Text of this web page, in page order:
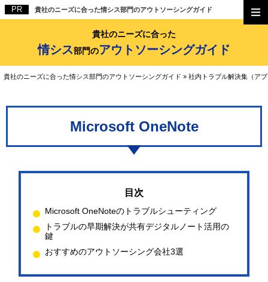
貴社のニーズに合った情シス部門のアウトソーシングガイド
貴社のニーズに合った
情シス部門のアウトソーシングガイド
貴社のニーズに合った情シス部門のアウトソーシングガイド » 社内トラブル解決集（ア
Microsoft OneNote
Microsoft OneNoteのトラブルシューティング
トラブルの早期解決が共有デジタルノート活用の
鍵
おすすめのアウトソーシング会社3選